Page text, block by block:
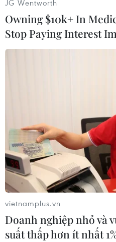
trạng khẩn cấp quốc tế
chế 3 giai đoạn./.
#Tổ chức Y tế Thế giới
JG Wentworth
Owning $10k+ In
Stop Paying Interest
vietnamplus.vn
Doanh nghiệp nhỏ và
suất thấp hơn ít nhất